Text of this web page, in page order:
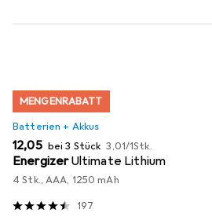
MENGENRABATT
Batterien + Akkus
EUR
12,05 bei 3 Stück EUR
3,01/1Stk.
EnergizerUltimate Lithium
4 Stk., AAA, 1250 mAh
197